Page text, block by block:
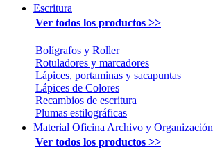
Escritura
Ver todos los productos >>
Bolígrafos y Roller
Rotuladores y marcadores
Lápices, portaminas y sacapuntas
Lápices de Colores
Recambios de escritura
Plumas estilográficas
Material Oficina Archivo y Organización
Ver todos los productos >>